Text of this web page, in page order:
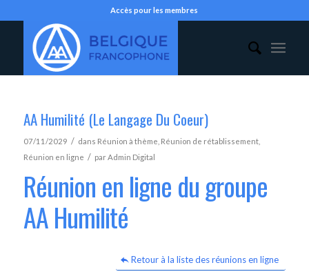
Accès pour les membres
AA Humilité (Le Langage Du Coeur)
07/11/2029 / dans Réunion à thème Réunion de rétablissement,
Réunion en ligne / parAdmin Digital
Réunion en ligne du groupe
AA Humilité
Retour à la liste des réunions en ligne